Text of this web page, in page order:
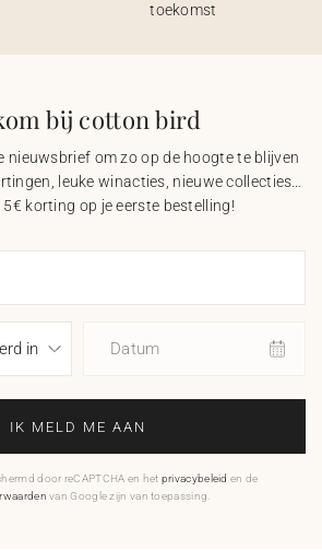
toekomst
bij cotton bird
nieuwsbrief om zo op de hoogte te blijven
leuke winacties, nieuwe collecties…
korting op je eerste bestelling!
Datum
IK MELD ME AAN
door reCAPTCHA en het privacybeleid en de
van Google zijn van toepassing.